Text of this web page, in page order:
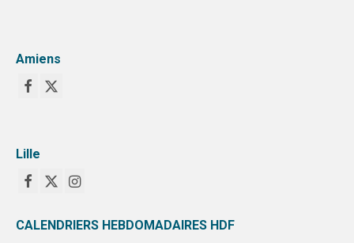
Amiens
Lille
CALENDRIERS HEBDOMADAIRES HDF